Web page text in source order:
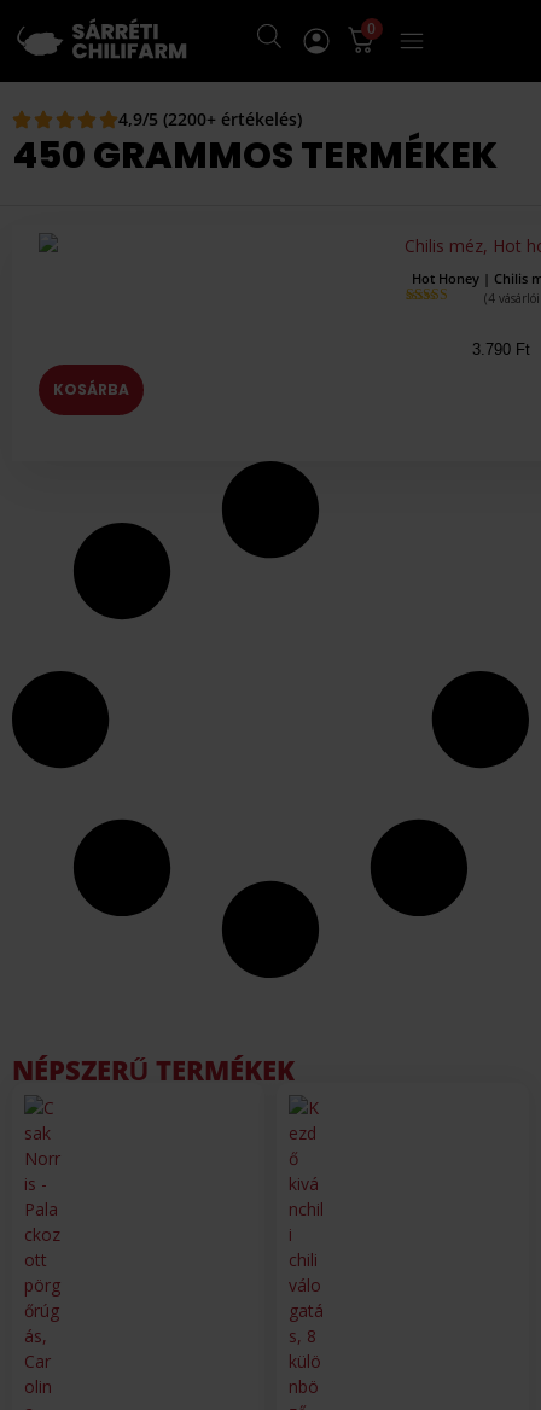
0
4,9/5 (2200+ értékelés)
450 GRAMMOS TERMÉKEK
NÉPSZERŰ TERMÉKEK
Hot Honey | Chilis
értékelés
(4
3.790 Ft
KOSÁRBA